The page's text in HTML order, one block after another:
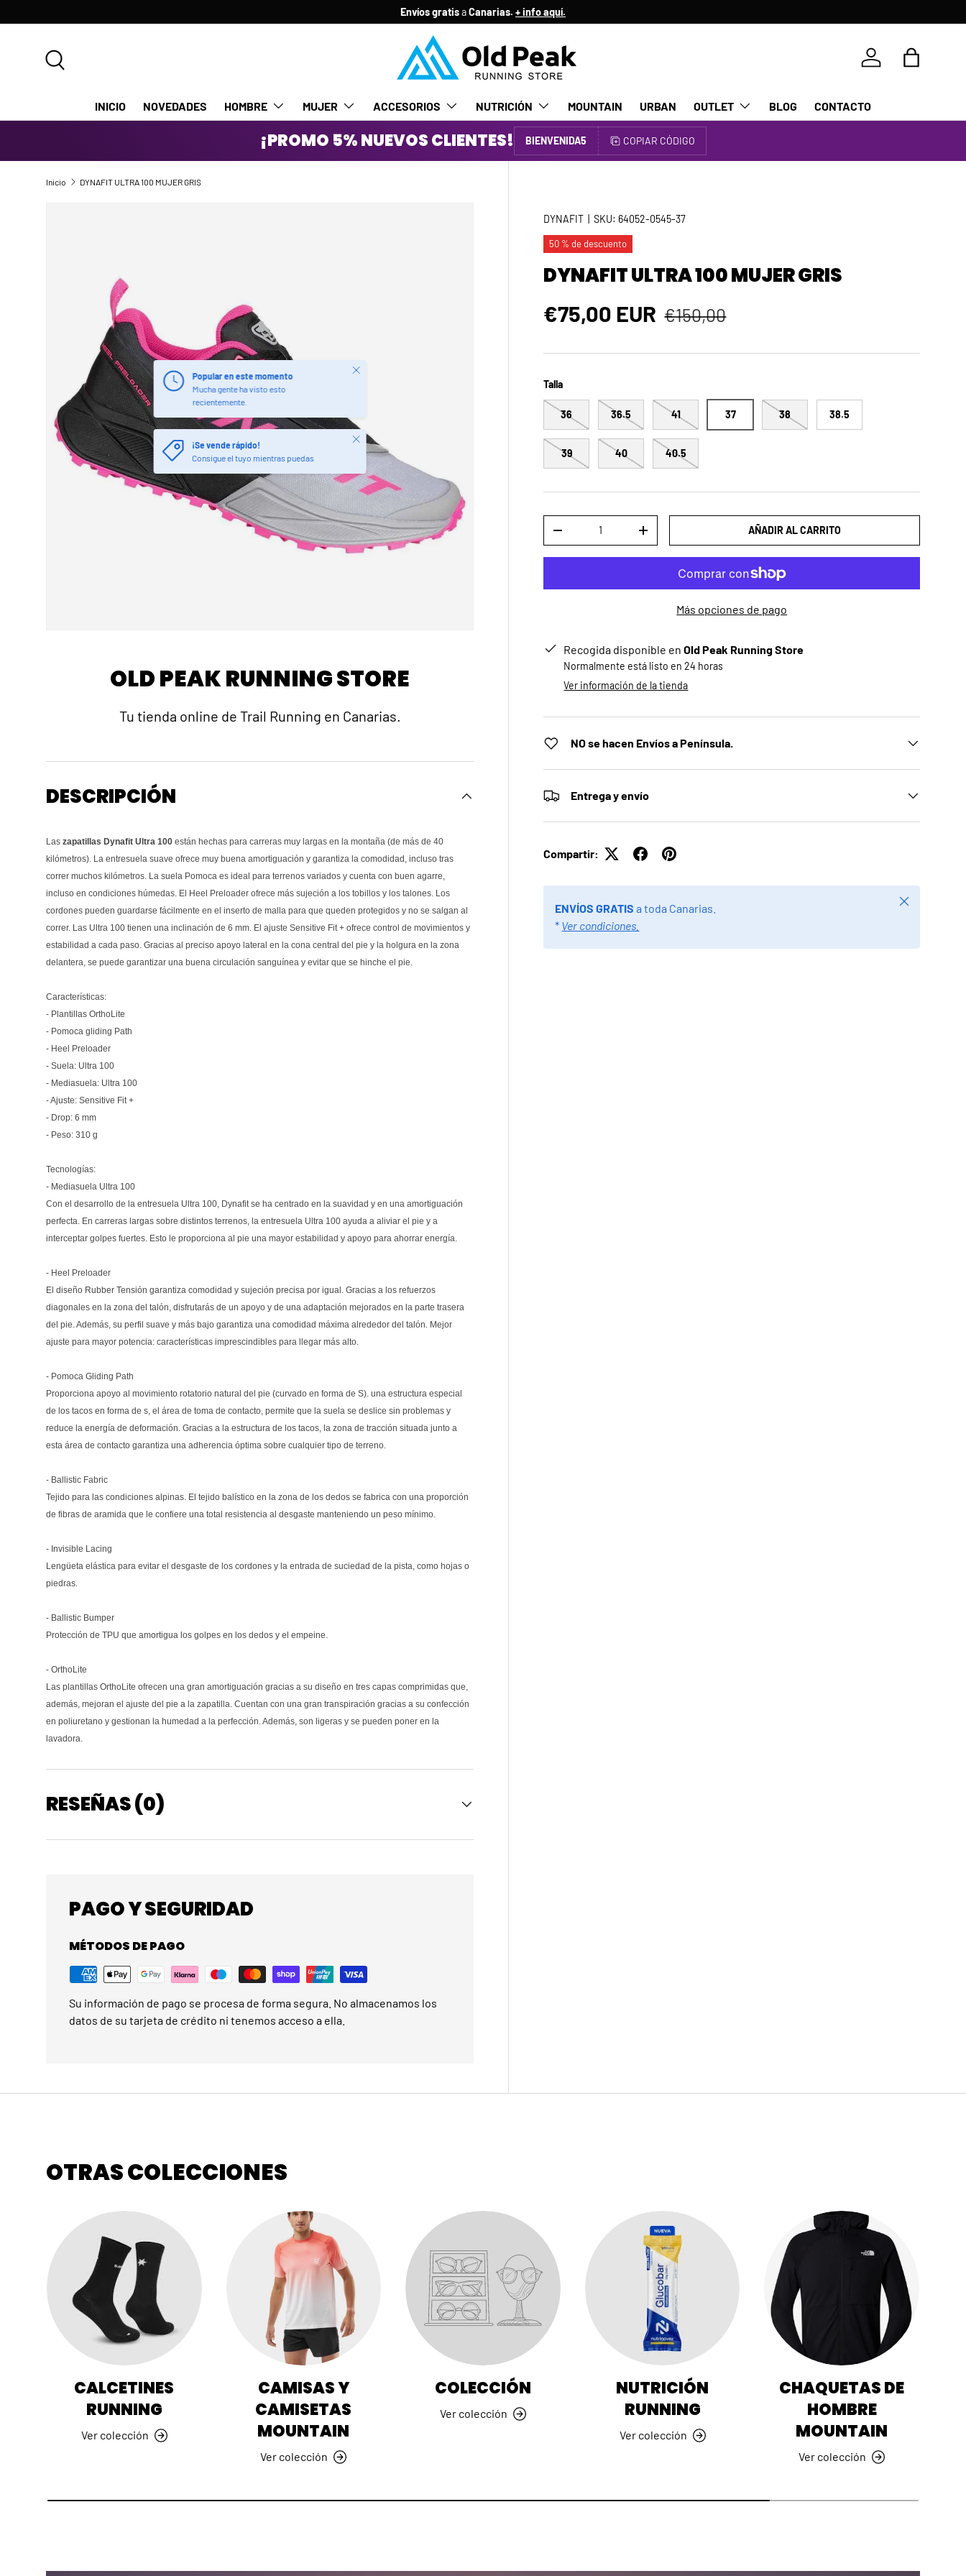
IR AL CONTENIDO
Envíos gratisaCanarias. + info aquí.
Iniciar sesión
Bolsa
INICIO NOVEDADES HOMBRE MUJER ACCESORIOS NUTRICIÓN MOUNTAIN URBAN OUTLET BLOG CONTACTO
¡PROMO 5% NUEVOS CLIENTES! BIENVENIDA5 COPIAR CÓDIGO
Inicio DYNAFIT ULTRA 100 MUJER GRIS
Popular en este momento
Mucha gente ha visto esto
recientemente.
Cerrar
¡Se vende rápido!
Consigue el tuyo mientras puedas
Cerrar
DYNAFIT |SKU: 64052-0545-37
50 % de descuento
DYNAFIT ULTRA 100 MUJER GRIS
Precio de venta
€75,00 EUR Precio normal
€150,00
Talla
36 36.5 41 37 38 38.5
39 40 40.5
DISMINUIR CANTIDADAUMENTAR LA CANTIDADAÑADIR AL CARRITO
Más opciones de pago
Recogida disponible enOld Peak Running Store
Normalmente está listo en 24 horas
Ver información de la tienda
NO se hacen Envíos a Península.
Entrega y envío
Compartir:
ENVÍOS GRATISa toda Canarias.
* Ver condiciones.
Cerrar
OLD PEAK RUNNING STORE
Tu tienda online de Trail Running en Canarias.
DESCRIPCIÓN
Las zapatillas Dynafit Ultra 100 están hechas para carreras muy largas en la montaña (de más de 40
kilómetros). La entresuela suave ofrece muy buena amortiguación y garantiza la comodidad, incluso tras
correr muchos kilómetros. La suela Pomoca es ideal para terrenos variados y cuenta con buen agarre,
incluso en condiciones húmedas. El Heel Preloader ofrece más sujeción a los tobillos y los talones. Los
cordones pueden guardarse fácilmente en el inserto de malla para que queden protegidos y no se salgan al
correr. Las Ultra 100 tienen una inclinación de 6 mm. El ajuste Sensitive Fit + ofrece control de movimientos y
estabilidad a cada paso. Gracias al preciso apoyo lateral en la cona central del pie y la holgura en la zona
delantera, se puede garantizar una buena circulación sanguínea y evitar que se hinche el pie.
Características:
- Plantillas OrthoLite
- Pomoca gliding Path
- Heel Preloader
- Suela: Ultra 100
- Mediasuela: Ultra 100
- Ajuste: Sensitive Fit +
- Drop: 6 mm
- Peso: 310 g
Tecnologías:
- Mediasuela Ultra 100
Con el desarrollo de la entresuela Ultra 100, Dynafit se ha centrado en la suavidad y en una amortiguación
perfecta. En carreras largas sobre distintos terrenos, la entresuela Ultra 100 ayuda a aliviar el pie y a
interceptar golpes fuertes. Esto le proporciona al pie una mayor estabilidad y apoyo para ahorrar energía.
- Heel Preloader
El diseño Rubber Tensión garantiza comodidad y sujeción precisa por igual. Gracias a los refuerzos
diagonales en la zona del talón, disfrutarás de un apoyo y de una adaptación mejorados en la parte trasera
del pie. Además, su perfil suave y más bajo garantiza una comodidad máxima alrededor del talón. Mejor
ajuste para mayor potencia: características imprescindibles para llegar más alto.
- Pomoca Gliding Path
Proporciona apoyo al movimiento rotatorio natural del pie (curvado en forma de S). una estructura especial
de los tacos en forma de s, el área de toma de contacto, permite que la suela se deslice sin problemas y
reduce la energía de deformación. Gracias a la estructura de los tacos, la zona de tracción situada junto a
esta área de contacto garantiza una adherencia óptima sobre cualquier tipo de terreno.
- Ballistic Fabric
Tejido para las condiciones alpinas. El tejido balístico en la zona de los dedos se fabrica con una proporción
de fibras de aramida que le confiere una total resistencia al desgaste manteniendo un peso mínimo.
- Invisible Lacing
Lengüeta elástica para evitar el desgaste de los cordones y la entrada de suciedad de la pista, como hojas o
piedras.
- Ballistic Bumper
Protección de TPU que amortigua los golpes en los dedos y el empeine.
- OrthoLite
Las plantillas OrthoLite ofrecen una gran amortiguación gracias a su diseño en tres capas comprimidas que,
además, mejoran el ajuste del pie a la zapatilla. Cuentan con una gran transpiración gracias a su confección
en poliuretano y gestionan la humedad a la perfección. Además, son ligeras y se pueden poner en la
lavadora.
RESEÑAS (0)
PAGO Y SEGURIDAD
MÉTODOS DE PAGO
Su información de pago se procesa de forma segura. No almacenamos los
datos de su tarjeta de crédito ni tenemos acceso a ella.
OTRAS COLECCIONES
CALCETINES
RUNNING
Ver colección
CAMISAS Y
CAMISETAS
MOUNTAIN
Ver colección
COLECCIÓN
Ver colección
NUTRICIÓN
RUNNING
Ver colección
CHAQUETAS DE
HOMBRE
MOUNTAIN
Ver colección